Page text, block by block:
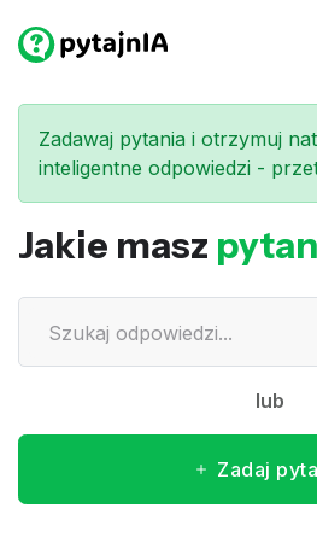
Zadawaj pytania i otrzymuj
inteligentne odpowiedzi -
Jakie masz
lub
Zadaj